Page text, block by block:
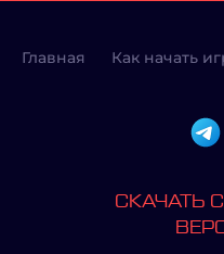
Главная Как начать
СКАЧАТЬ